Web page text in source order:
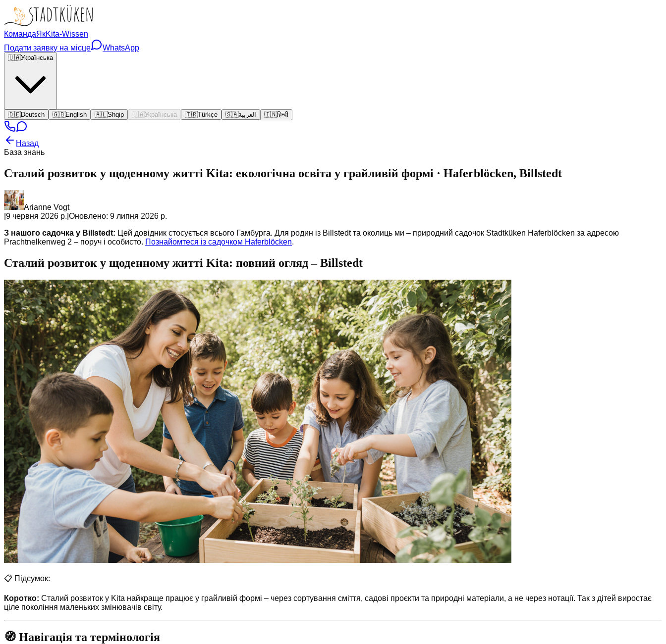
КомандаЯкKita-Wissen
Подати заявку на місце
WhatsApp
🇺🇦Українська
🇩🇪Deutsch 🇬🇧English 🇦🇱Shqip 🇺🇦 Українська 🇹🇷Türkçe 🇸🇦العربية 🇮🇳हिन्दी
Назад
База знань
Сталий розвиток у щоденному житті Kita: екологічна освіта у грайливій формі · Haferblöcken, Billstedt
Arianne Vogt
9 червня 2026 р. Оновлено: 9 липня 2026 р.
З нашого садочка у Billstedt: Цей довідник стосується всього Гамбурга. Для родин із Billstedt та околиць ми – природний садочок Stadtküken Haferblöcken за адресою
Prachtnelkenweg 2 – поруч і особисто. Познайомтеся із садочком Haferblöcken.
Сталий розвиток у щоденному житті Kita: повний огляд – Billstedt
📋 Підсумок:
Коротко: Сталий розвиток у Kita найкраще працює у грайливій формі – через сортування сміття, садові проєкти та природні матеріали, а не через нотації. Так з дітей виростає
ціле покоління маленьких змінювачів світу.
🧭 Навігація та термінологія